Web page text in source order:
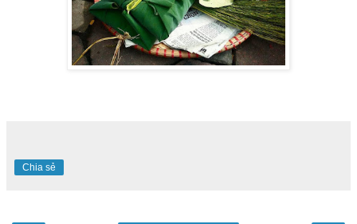
Chia sẻ